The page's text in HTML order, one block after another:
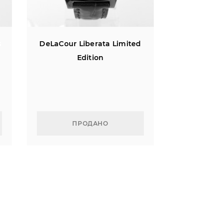
DeLaCour Liberata Limited
Edition
ПРОДАНО